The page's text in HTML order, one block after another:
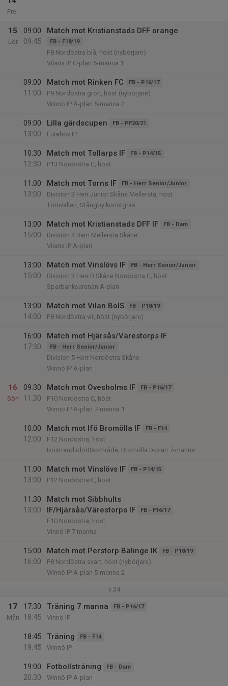
Fre
15
Lör
09:00
09:45
Match mot Kristianstads DFF orange
FB - F18/19
F8 Nordöstra blå, höst (nybörjare)
Vilans IP C-plan 5-manna 1
09:00
11:00
Match mot Rinken FC FB - P16/17
P9 Nordöstra grön, höst (nybörjare)
Winnö IP A-plan 5-manna 2
09:00
13:00
Lilla gärdscupen FB - PF20/21
Furehov IP
10:30
12:30
Match mot Tollarps IF FB - P14/15
P13 Nordöstra C, höst
11:00
13:00
Match mot Torns IF FB - Herr Senior/Junior
Division 3 Herr Junior Skåne Mellersta, höst
Tornvallen, Stångby konstgräs
13:00
15:00
Match mot Kristianstads DFF IF FB - Dam
Division 4 Dam Mellersta Skåne
Vilans IP A-plan
13:00
15:00
Match mot Vinslövs IF FB - Herr Senior/Junior
Division 3 Herr B Skåne Nordöstra C, höst
Sparbanksarenan A-plan
13:00
14:00
Match mot Vilan BoIS FB - P18/19
P8 Nordöstra vit, höst (nybörjare)
16:00
17:30
Match mot Hjärsås/Värestorps IF
FB - Herr Senior/Junior
Division 5 Herr Nordöstra Skåne
Winnö IP A-plan
16
Sön
09:30
11:30
Match mot Ovesholms IF FB - P16/17
P10 Nordöstra C, höst
Winnö IP A-plan 7-manna 1
10:00
12:00
Match mot Ifö Bromölla IF FB - F14
F12 Nordöstra, höst
Ivöstrand idrottsområde, Bromölla D-plan 7-manna
11:00
13:00
Match mot Vinslövs IF FB - P14/15
P12 Nordöstra C, höst
11:30
13:00
Match mot Sibbhults
IF/Hjärsås/Värestorps IF
FB - F16/17
F10 Nordöstra, höst
Vinnö IP 7:manna
15:00
16:00
Match mot Perstorp Bälinge IK FB - P18/19
P8 Nordöstra svart, höst (nybörjare)
Winnö IP A-plan 5-manna 2
v.34
17
Mån
17:30
18:45
Träning 7 manna FB - P16/17
Vinnö IP
18:45
19:45
Träning FB - F14
Winnö IP
19:00
20:30
Fotbollsträning FB - Dam
Winnö IP A-plan